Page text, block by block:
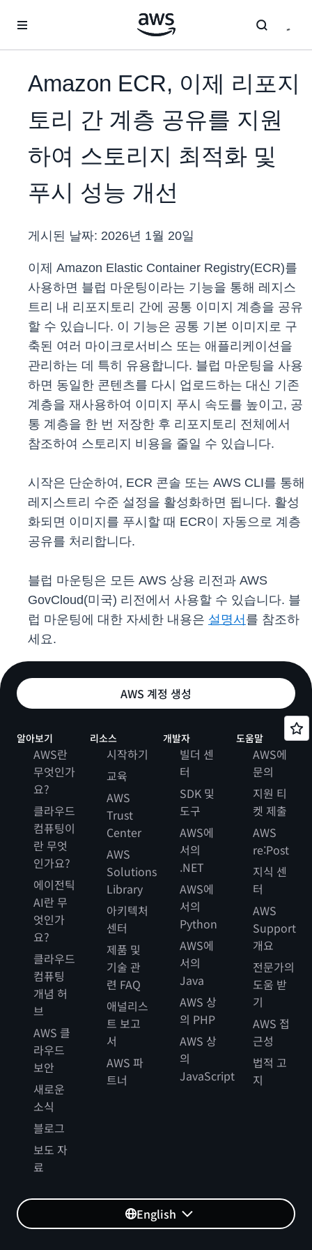
Amazon ECR, 이제 리포지
토리 간 계층 공유를 지원
하여 스토리지 최적화 및
푸시 성능 개선
게시된 날짜: 2026년 1월 20일
이제 Amazon Elastic Container Registry(ECR)를
사용하면 블럽 마운팅이라는 기능을 통해 레지스
트리 내 리포지토리 간에 공통 이미지 계층을 공유
할 수 있습니다. 이 기능은 공통 기본 이미지로 구
축된 여러 마이크로서비스 또는 애플리케이션을
관리하는 데 특히 유용합니다. 블럽 마운팅을 사용
하면 동일한 콘텐츠를 다시 업로드하는 대신 기존
계층을 재사용하여 이미지 푸시 속도를 높이고, 공
통 계층을 한 번 저장한 후 리포지토리 전체에서
참조하여 스토리지 비용을 줄일 수 있습니다.
시작은 단순하여, ECR 콘솔 또는 AWS CLI를 통해
레지스트리 수준 설정을 활성화하면 됩니다. 활성
화되면 이미지를 푸시할 때 ECR이 자동으로 계층
공유를 처리합니다.
블럽 마운팅은 모든 AWS 상용 리전과 AWS
GovCloud(미국) 리전에서 사용할 수 있습니다. 블
럽 마운팅에 대한 자세한 내용은 설명서 를 참조하
세요.
AWS 계정 생성
알아보기
AWS란
무엇인가
요?
클라우드
컴퓨팅이
란 무엇
인가요?
에이전틱
AI란 무
엇인가
요?
클라우드
컴퓨팅
개념 허
브
AWS 클
라우드
보안
새로운
소식
블로그
보도 자
료
리소스
시작하기
교육
AWS
Trust
Center
AWS
Solutions
Library
아키텍처
센터
제품 및
기술 관
련 FAQ
애널리스
트 보고
서
AWS 파
트너
개발자
빌더 센
터
SDK 및
도구
AWS에
서의
.NET
AWS에
서의
Python
AWS에
서의
Java
AWS 상
의 PHP
AWS 상
의
JavaScript
도움말
AWS에
문의
지원 티
켓 제출
AWS
re:Post
지식 센
터
AWS
Support
개요
전문가의
도움 받
기
AWS 접
근성
법적 고
지
English